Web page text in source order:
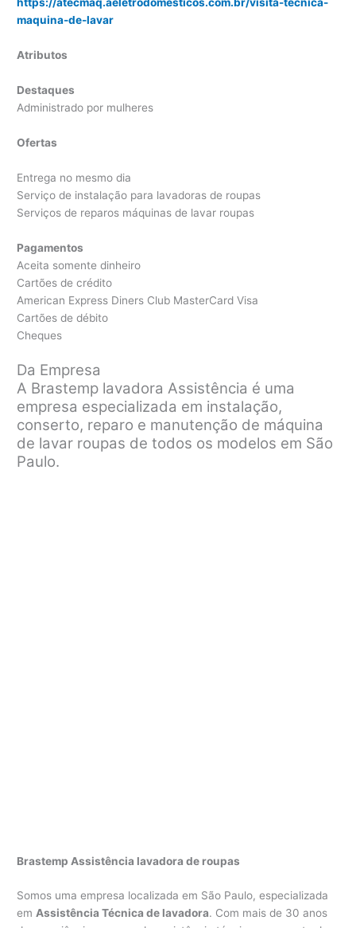
https://atecmaq.aeletrodomesticos.com.br/visita-tecnica-
maquina-de-lavar
Atributos
Destaques
Administrado por mulheres
Ofertas
Entrega no mesmo dia
Serviço de instalação para lavadoras de roupas
Serviços de reparos máquinas de lavar roupas
Pagamentos
Aceita somente dinheiro
Cartões de crédito
American Express Diners Club MasterCard Visa
Cartões de débito
Cheques
Da Empresa
A Brastemp lavadora Assistência é uma
empresa especializada em instalação,
conserto, reparo e manutenção de máquina
de lavar roupas de todos os modelos em São
Paulo.
Brastemp Assistência lavadora de roupas
Somos uma empresa localizada em São Paulo, especializada
emAssistência Técnica de lavadora. Com mais de 30 anos